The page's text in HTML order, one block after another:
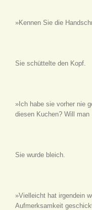
»Kennen Sie die
Sie schüttelte den Kopf.
»Ich habe sie vorher nie
diesen Kuchen? Will
Sie wurde bleich.
»Vielleicht hat irgendein
Aufmerksamkeit